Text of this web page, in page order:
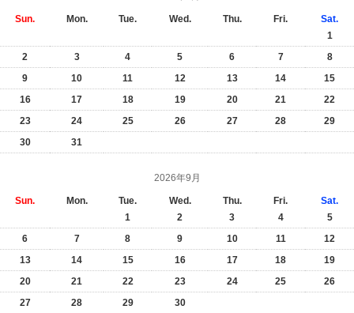
Sun. Mon. Tue. Wed. Thu. Fri.
Sat.
1
2
3 4 5 6 7
8
9
10 11 12 13 14
15
16
17 18 19 20 21
22
23
24 25 26 27 28
29
30
31
2026年9月
Sun. Mon. Tue. Wed. Thu. Fri.
Sat.
1
2 3 4
5
6
7 8 9 10 11
12
13
14 15 16 17 18
19
20
21 22 23 24 25
26
27
28 29 30